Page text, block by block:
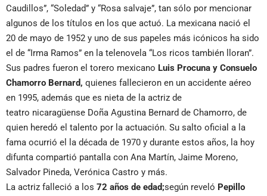
Caudillos”, “Soledad” y “Rosa salvaje”, tan sólo por mencionar
algunos de los títulos en los que actuó. La mexicana nació el
20 de mayo de 1952 y uno de sus papeles más icónicos ha sido
el de “Irma Ramos” en la telenovela “Los ricos también lloran”.
Sus padres fueron el torero mexicano Luis Procuna y Consuelo
Chamorro Bernard, quienes fallecieron en un accidente aéreo
en 1995, además que es nieta de la actriz de
teatro nicaragüense Doña Agustina Bernard de Chamorro, de
quien heredó el talento por la actuación. Su salto oficial a la
fama ocurrió el la década de 1970 y durante estos años, la hoy
difunta compartió pantalla con Ana Martín, Jaime Moreno,
Salvador Pineda, Verónica Castro y más.
La actriz falleció a los 72 años de edad;según reveló Pepillo